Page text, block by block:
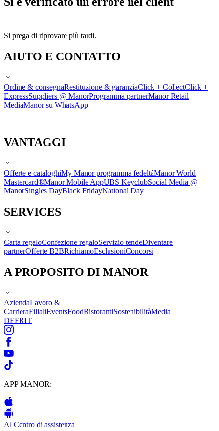
Si prega di riprovare più tardi.
AIUTO E CONTATTO
Ordine & consegnaRestituzione & garanziaClick + CollectClick +
ExpressSuppliers @ ManorProgramma partnerManor Retail
MediaManor su WhatsApp
VANTAGGI
Offerte e cataloghiMy Manor programma fedeltàManor World
Mastercard®Manor Mobile AppUBS KeyclubSocial Media @
ManorSingles DayBlack FridayNational Day
SERVICES
Carta regaloConfezione regaloServizio tendeDiventare
partnerOfferte B2BRichiamoEsclusioniConcorsi
A PROPOSITO DI MANOR
AziendaLavoro &
CarrieraFilialiEventsFoodRistorantiSostenibilitàMedia
DEFRIT
APP MANOR:
Al Centro di assistenza